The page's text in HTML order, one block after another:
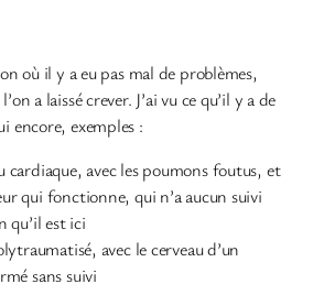
où il y a eu pas mal de problèmes,
a laissé crever. J’ai vu ce qu’il y a de
encore, exemples :
cardiaque, avec les poumons foutus, et
qui fonctionne, qui n’a aucun suivi
qu’il est ici
avec le cerveau d’un
sans suivi